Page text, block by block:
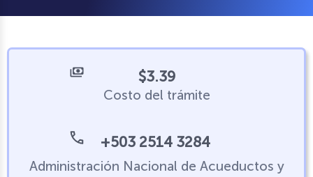
$3.39
Costo del trámite
+503 2514 3284
Administración Nacional de Acueductos y